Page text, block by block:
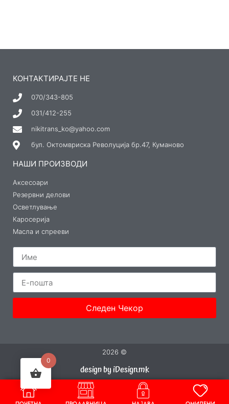
КОНТАКТИРАЈТЕ НЕ
070/343-805
031/412-255
nikitrans_ko@yahoo.com
бул. Октомвриска Револуција бр.47, Куманово
НАШИ ПРОИЗВОДИ
Аксесоари
Резервни делови
Осветлување
Каросерија
Масла и спрееви
Следен Чекор
2026 ©
design by iDesign.mk
0